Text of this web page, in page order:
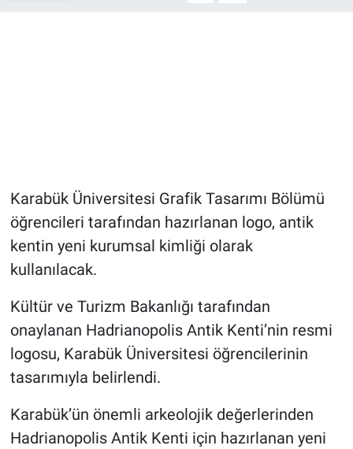
Karabük Üniversitesi Grafik Tasarımı Bölümü
öğrencileri tarafından hazırlanan logo, antik
kentin yeni kurumsal kimliği olarak
kullanılacak.
Kültür ve Turizm Bakanlığı tarafından
onaylanan Hadrianopolis Antik Kenti’nin resmi
logosu, Karabük Üniversitesi öğrencilerinin
tasarımıyla belirlendi.
Karabük’ün önemli arkeolojik değerlerinden
Hadrianopolis Antik Kenti için hazırlanan yeni